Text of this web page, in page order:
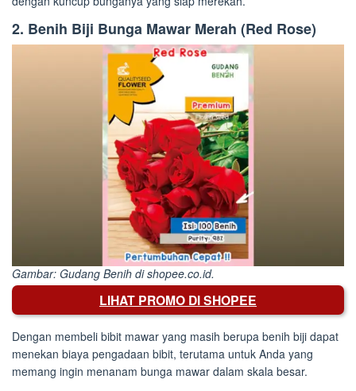
2. Benih Biji Bunga Mawar Merah (Red Rose)
Gambar: Gudang Benih di shopee.co.id.
LIHAT PROMO DI SHOPEE
Dengan membeli bibit mawar yang masih berupa benih biji dapat
menekan biaya pengadaan bibit, terutama untuk Anda yang
memang ingin menanam bunga mawar dalam skala besar.